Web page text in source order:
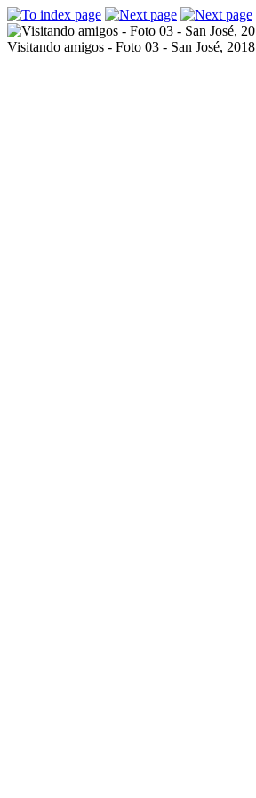
Visitando amigos - Foto 03 - San José, 2018